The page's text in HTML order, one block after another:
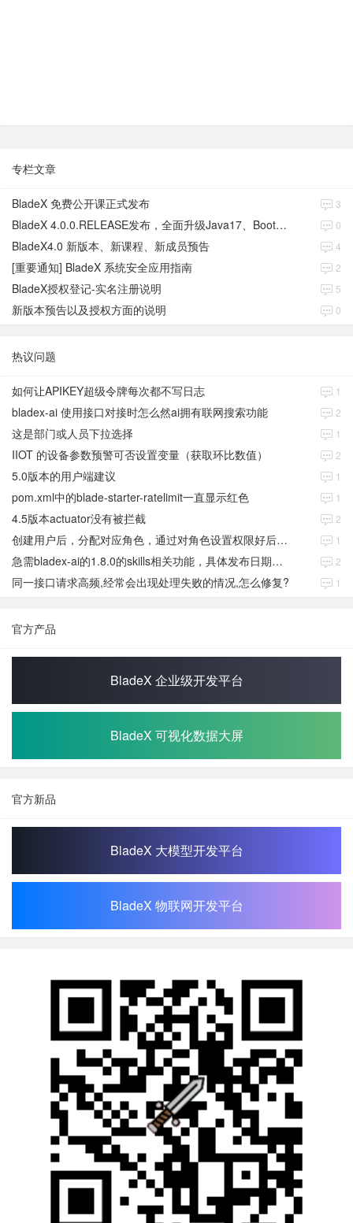
专栏文章
BladeX 免费公开课正式发布 3
BladeX 4.0.0.RELEASE发布，全面升级Java17、Boot3、Cloud2023 0
BladeX4.0 新版本、新课程、新成员预告 4
[重要通知] BladeX 系统安全应用指南 2
BladeX授权登记-实名注册说明 5
新版本预告以及授权方面的说明 0
热议问题
如何让APIKEY超级令牌每次都不写日志 1
bladex-ai 使用接口对接时怎么然ai拥有联网搜索功能 2
这是部门或人员下拉选择 1
IIOT 的设备参数预警可否设置变量（获取环比数值） 2
5.0版本的用户端建议 1
pom.xml中的blade-starter-ratelimit一直显示红色 1
4.5版本actuator没有被拦截 2
创建用户后，分配对应角色，通过对角色设置权限好后，登录当前用户后。查看不到当前已分配对应角色权限数据 1
急需bladex-ai的1.8.0的skills相关功能，具体发布日期是多少号 2
同一接口请求高频,经常会出现处理失败的情况,怎么修复? 1
官方产品
BladeX 企业级开发平台
BladeX 可视化数据大屏
官方新品
BladeX 大模型开发平台
BladeX 物联网开发平台